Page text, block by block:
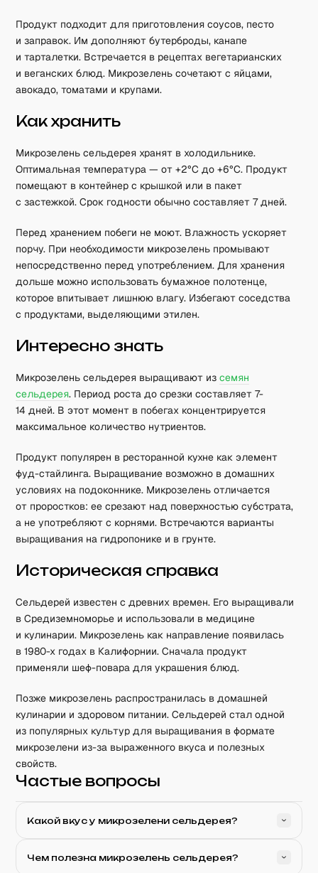
Продукт подходит для приготовления соусов, песто
и заправок. Им дополняют бутерброды, канапе
и тарталетки. Встречается в рецептах вегетарианских
и веганских блюд. Микрозелень сочетают с яйцами,
авокадо, томатами и крупами.
Как хранить
Микрозелень сельдерея хранят в холодильнике.
Оптимальная температура — от +2°C до +6°C. Продукт
помещают в контейнер с крышкой или в пакет
с застежкой. Срок годности обычно составляет 7 дней.
Перед хранением побеги не моют. Влажность ускоряет
порчу. При необходимости микрозелень промывают
непосредственно перед употреблением. Для хранения
дольше можно использовать бумажное полотенце,
которое впитывает лишнюю влагу. Избегают соседства
с продуктами, выделяющими этилен.
Интересно знать
Микрозелень сельдерея выращивают изсемян
сельдерея. Период роста до срезки составляет 7-
14 дней. В этот момент в побегах концентрируется
максимальное количество нутриентов.
Продукт популярен в ресторанной кухне как элемент
фуд-стайлинга. Выращивание возможно в домашних
условиях на подоконнике. Микрозелень отличается
от проростков: ее срезают над поверхностью субстрата,
а не употребляют с корнями. Встречаются варианты
выращивания на гидропонике и в грунте.
Историческая справка
Сельдерей известен с древних времен. Его выращивали
в Средиземноморье и использовали в медицине
и кулинарии. Микрозелень как направление появилась
в 1980-х годах в Калифорнии. Сначала продукт
применяли шеф-повара для украшения блюд.
Позже микрозелень распространилась в домашней
кулинарии и здоровом питании. Сельдерей стал одной
из популярных культур для выращивания в формате
микрозелени из-за выраженного вкуса и полезных
свойств.
Частые вопросы
Какой вкус у микрозелени сельдерея?
Чем полезна микрозелень сельдерея?